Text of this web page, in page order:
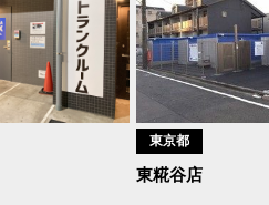
東京都
東糀谷店